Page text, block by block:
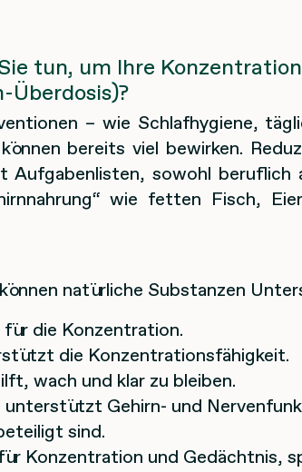
tun, um Ihre
Überdosis)?
– wie Schlafhygiene,
bereits viel bewirken.
Aufgabenlisten, sowohl beruflich
wie fetten Fisch,
natürliche Substanzen
die Konzentration.
die Konzentrationsfähigkeit.
wach und klar zu bleiben.
unterstützt Gehirn- und
sind.
Konzentration und Gedächtnis,